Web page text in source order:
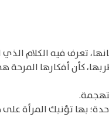
تعرف فيه الكلام الذي
كأن أفكارها
بها تؤنبك المرأة